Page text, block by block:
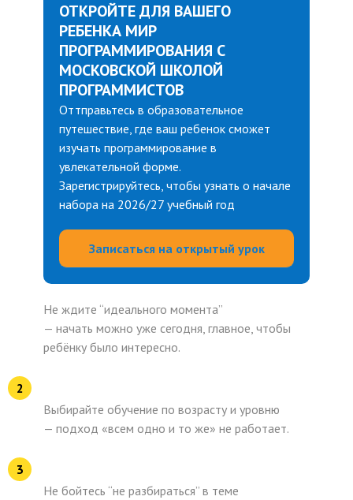
ОТКРОЙТЕ ДЛЯ ВАШЕГО
РЕБЕНКА МИР
ПРОГРАММИРОВАНИЯ С
МОСКОВСКОЙ ШКОЛОЙ
ПРОГРАММИСТОВ
Оттправьтесь в образовательное
путешествие, где ваш ребенок сможет
изучать программирование в
увлекательной форме.
Зарегистрируйтесь, чтобы узнать о начале
набора на 2026/27 учебный год
Записаться на открытый урок
Не ждите “идеального момента”
— начать можно уже сегодня, главное, чтобы
ребёнку было интересно.
Выбирайте обучение по возрасту и уровню
— подход «всем одно и то же» не работает.
Не бойтесь “не разбираться” в теме